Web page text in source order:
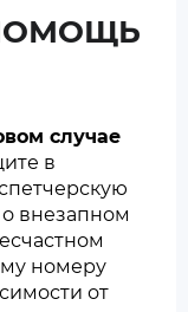
случае
в
внезапном
номеру
от